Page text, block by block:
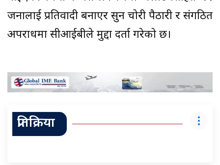
जनालाई प्रतिवादी बनाएर सुन चोरी पैठारी र संगठित
अपराधमा सीआईबीले मुद्दा दर्ता गरेको छ।
प्रतिक्रिया